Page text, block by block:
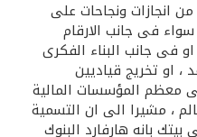
انجازات ونجاحات على
فى جانب الارقام
فى جانب البناء الفكرى
او تخريج قياديين
معظم المؤسسات المالية
، مشيرا الى ان التسمية
بانه هارفارد البنوك